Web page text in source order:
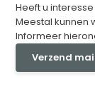
Heeft u
Meestal kunnen
Informeer
Verzend